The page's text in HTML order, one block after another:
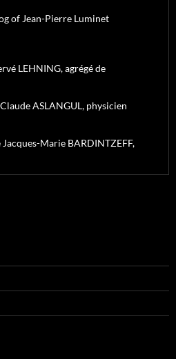
of Jean-Pierre Luminet
LEHNING, agrégé de
ASLANGUL, physicien
Marie BARDINTZEFF,